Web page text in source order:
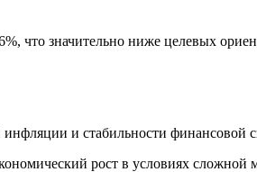
что значительно ниже целевых
и стабильности финансовой
рост в условиях сложной